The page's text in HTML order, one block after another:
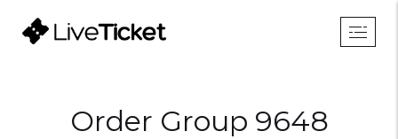
Order Group 9648